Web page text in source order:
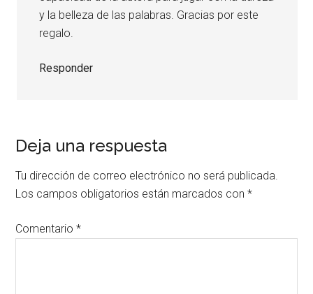
y la belleza de las palabras. Gracias por este
regalo.
Responder
Deja una respuesta
Tu dirección de correo electrónico no será publicada.
Los campos obligatorios están marcados con*
Comentario*